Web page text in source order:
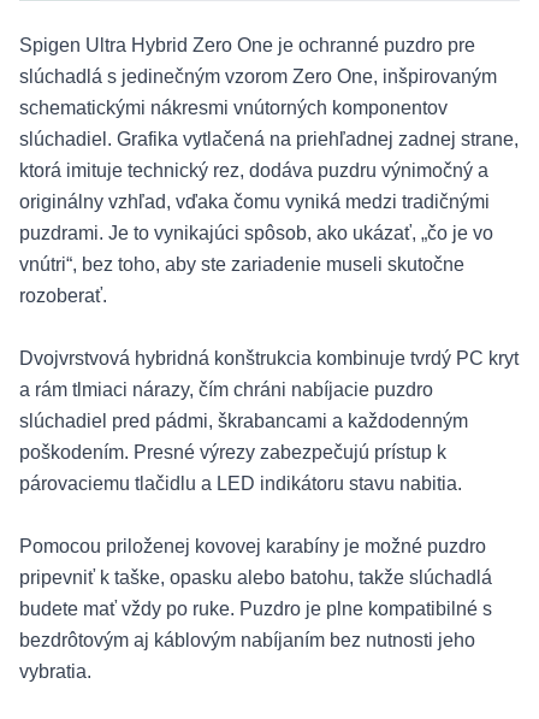
Spigen Ultra Hybrid Zero One je ochranné puzdro pre
slúchadlá s jedinečným vzorom Zero One, inšpirovaným
schematickými nákresmi vnútorných komponentov
slúchadiel. Grafika vytlačená na priehľadnej zadnej strane,
ktorá imituje technický rez, dodáva puzdru výnimočný a
originálny vzhľad, vďaka čomu vyniká medzi tradičnými
puzdrami. Je to vynikajúci spôsob, ako ukázať, „čo je vo
vnútri“, bez toho, aby ste zariadenie museli skutočne
rozoberať.
Dvojvrstvová hybridná konštrukcia kombinuje tvrdý PC kryt
a rám tlmiaci nárazy, čím chráni nabíjacie puzdro
slúchadiel pred pádmi, škrabancami a každodenným
poškodením. Presné výrezy zabezpečujú prístup k
párovaciemu tlačidlu a LED indikátoru stavu nabitia.
Pomocou priloženej kovovej karabíny je možné puzdro
pripevniť k taške, opasku alebo batohu, takže slúchadlá
budete mať vždy po ruke. Puzdro je plne kompatibilné s
bezdrôtovým aj káblovým nabíjaním bez nutnosti jeho
vybratia.